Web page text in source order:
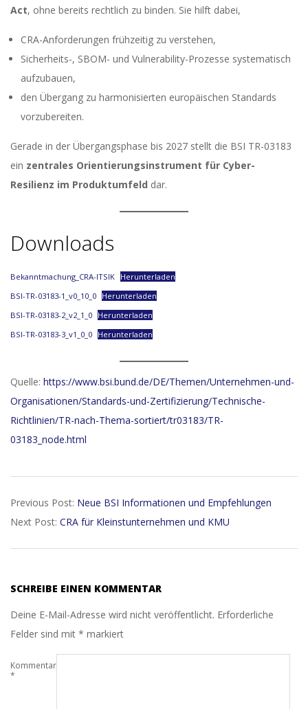
Act, ohne bereits rechtlich zu binden. Sie hilft dabei,
CRA-Anforderungen frühzeitig zu verstehen,
Sicherheits-, SBOM- und Vulnerability-Prozesse systematisch
aufzubauen,
den Übergang zu harmonisierten europäischen Standards
vorzubereiten.
Gerade in der Übergangsphase bis 2027 stellt die BSI TR-03183
ein zentrales Orientierungsinstrument für Cyber-
Resilienz im Produktumfeld dar.
Downloads
Bekanntmachung_CRA-ITSIK Herunterladen
BSI-TR-03183-1_v0_10_0 Herunterladen
BSI-TR-03183-2_v2_1_0 Herunterladen
BSI-TR-03183-3_v1_0_0 Herunterladen
Quelle: https://www.bsi.bund.de/DE/Themen/Unternehmen-und-
Organisationen/Standards-und-Zertifizierung/Technische-
Richtlinien/TR-nach-Thema-sortiert/tr03183/TR-
03183_node.html
01-
29
Previous Post: Neue BSI Informationen und Empfehlungen
Next Post: CRA für Kleinstunternehmen und KMU
SCHREIBE EINEN KOMMENTAR
Deine E-Mail-Adresse wird nicht veröffentlicht. Erforderliche
Felder sind mit * markiert
Kommentar
*